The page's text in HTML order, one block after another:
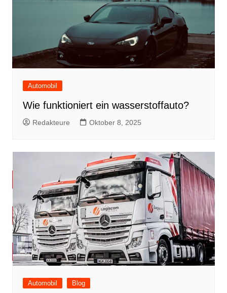
Automobil
Wie funktioniert ein wasserstoffauto?
Redakteure Oktober 8, 2025
Automobil Blog